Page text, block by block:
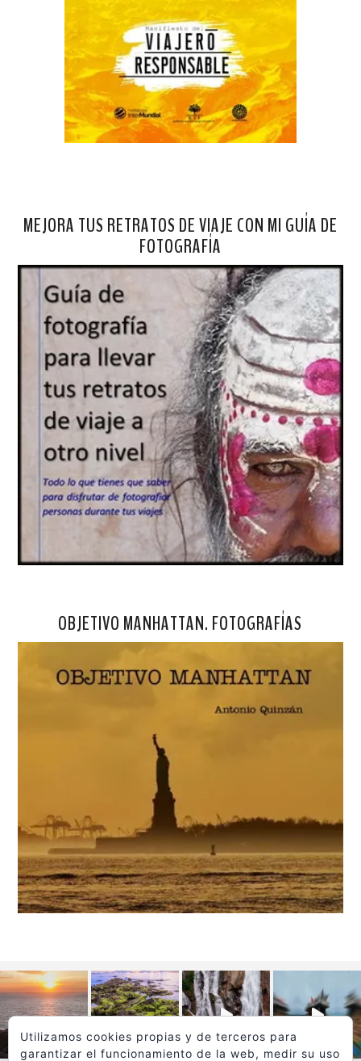
MEJORA TUS RETRATOS DE VIAJE CON MI GUÍA DE
FOTOGRAFÍA
OBJETIVO MANHATTAN. FOTOGRAFÍAS
Utilizamos cookies propias y de terceros para
garantizar el funcionamiento de la web, medir su uso